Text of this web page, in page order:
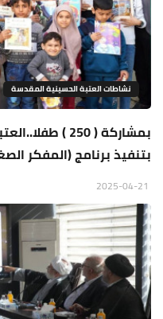
نشاطات العتبة الحسينية المقدسة
بمشاركة ( 250
بتنفيذ برنامج (المفكر